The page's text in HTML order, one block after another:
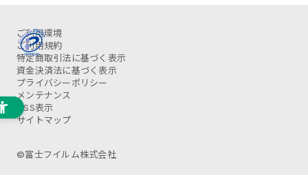
ご利用環境
ご利用規約
特定商取引法に基づく表示
資金決済法に基づく表示
プライバシーポリシー
メンテナンス
OSS表示
サイトマップ
©富士フイルム株式会社